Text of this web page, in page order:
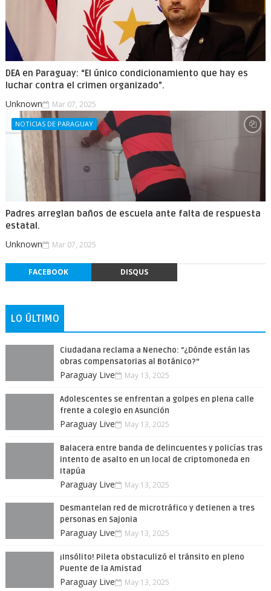
DEA en Paraguay: “El único condicionamiento que hay es
luchar contra el crimen organizado”.
Unknown Mar 07, 2025
NOTICIAS DE PARAGUAY
Padres arreglan baños de escuela ante falta de respuesta
estatal.
Unknown Mar 07, 2025
FACEBOOK DISQUS
LO ÚLTIMO
Ciudadana reclama a Nenecho: "¿Dónde están las
obras compensatorias al Botánico?”
Paraguay Live May 13, 2025
Adolescentes se enfrentan a golpes en plena calle
frente a colegio en Asunción
Paraguay Live May 13, 2025
Balacera entre banda de delincuentes y policías tras
intento de asalto en un local de criptomoneda en
Itapúa
Paraguay Live May 13, 2025
Desmantelan red de microtráfico y detienen a tres
personas en Sajonia
Paraguay Live May 13, 2025
¡Insólito! Pileta obstaculizó el tránsito en pleno
Puente de la Amistad
Paraguay Live May 13, 2025